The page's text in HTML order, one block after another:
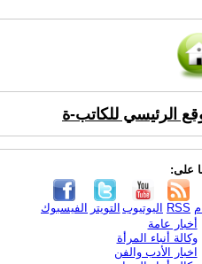
الرئيسي للكاتب-ة
على:
الفيسبوك التويتر اليوتيوب RSS
أخبار عامة
وكالة أنباء المرأة
اخبار الأدب والفن